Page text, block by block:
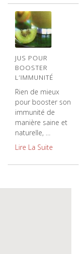
JUS POUR
BOOSTER
L’IMMUNITÉ
Rien de mieux
pour booster son
immunité de
manière saine et
naturelle, …
Lire La Suite